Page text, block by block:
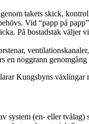
takets skick,
Vid “papp på
På bostadstak
noggrann
Kungsbyns växlingar
system (en- eller